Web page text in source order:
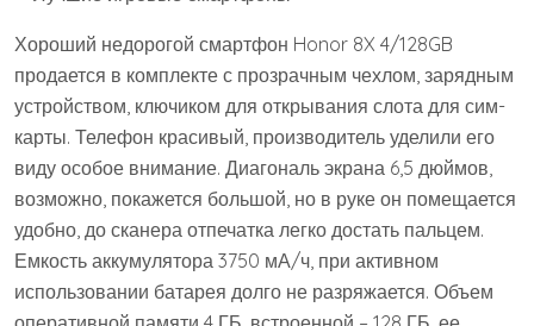
Хороший недорогой смартфон Honor 8X 4/128GB
продается в комплекте с прозрачным чехлом, зарядным
устройством, ключиком для открывания слота для сим-
карты. Телефон красивый, производитель уделили его
виду особое внимание. Диагональ экрана 6,5 дюймов,
возможно, покажется большой, но в руке он помещается
удобно, до сканера отпечатка легко достать пальцем.
Емкость аккумулятора 3750 мА/ч, при активном
использовании батарея долго не разряжается. Объем